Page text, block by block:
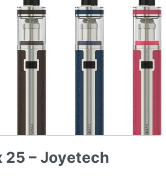
25 – Joyetech